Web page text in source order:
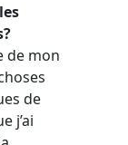
de mon
de
j’ai